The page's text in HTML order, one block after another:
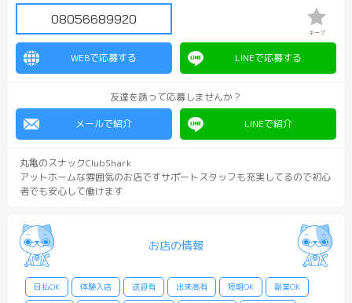
08056689920
キープ
WEBで応募する LINEで応募する
友達を誘って応募しませんか？
メールで紹介
LINEで紹介
丸亀のスナックClubShark
アットホームな雰囲気のお店ですサポートスタッフも充実してるので初心
者でも安心して働けます
お店の情報
日払OK 体験入店 送迎有 出来高有 短期OK 副業OK